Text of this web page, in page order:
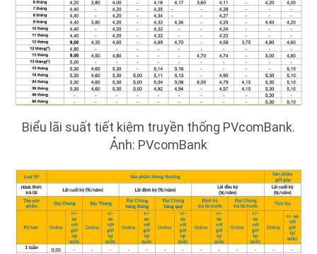
Biểu lãi suất tiết kiệm truyền thống PVcomBank.
Ảnh: PVcomBank